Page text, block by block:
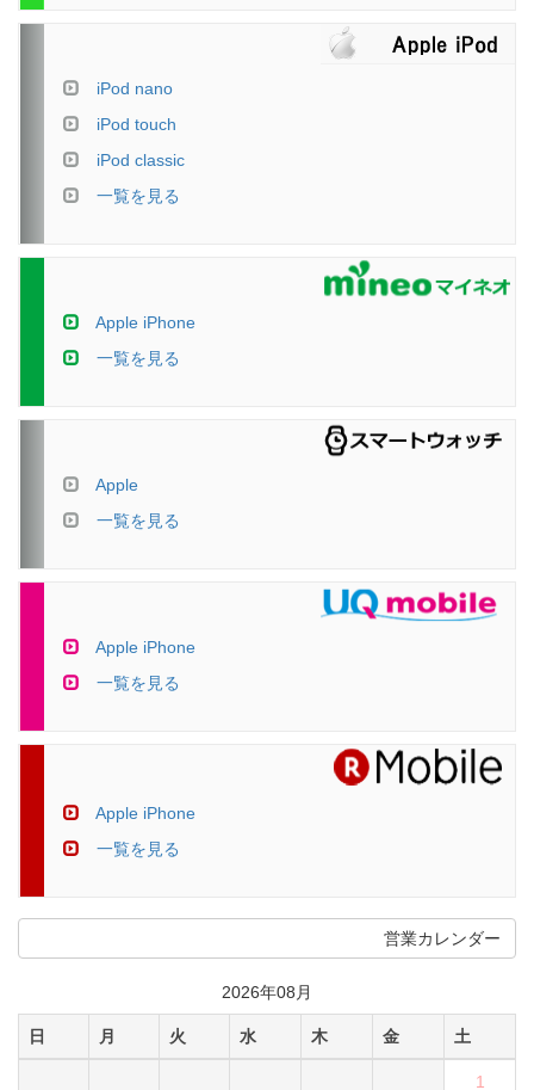
iPod nano
iPod touch
iPod classic
一覧を見る
Apple iPhone
一覧を見る
Apple
一覧を見る
Apple iPhone
一覧を見る
Apple iPhone
一覧を見る
営業カレンダー
2026年08月
日 月 火 水 木 金 土
1